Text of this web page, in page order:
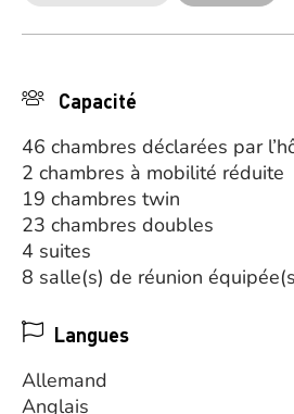
Capacité
46 chambres déclarées par
2 chambres à mobilité réduite
19 chambres twin
23 chambres doubles
4 suites
8 salle(s) de réunion
Langues
Allemand
Anglais